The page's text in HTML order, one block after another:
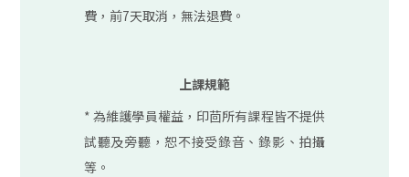
費，前7天取消，無法退費。
上課規範
​* 為維護學員權益，印茴所有課程皆不提供
試聽及旁聽，恕不接受錄音、錄影、拍攝
等。